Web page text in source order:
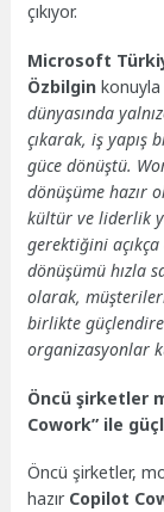
çıkıyor.
Microsoft
Özbilgin konuyla
dünyasında
çıkarak, iş
güce dönüştü.
dönüşüme hazır
kültür ve liderlik
gerektiğini
dönüşümü hızla
olarak,
birlikte
organizasyonlar
Öncü şirketler
Cowork” ile
Öncü şirketler,
hazır Copilot